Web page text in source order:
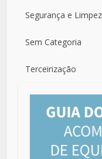
Segurança e
Sem Categoria
Terceirização